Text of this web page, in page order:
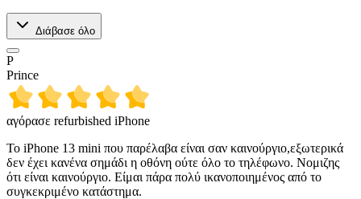
Διάβασε όλο
P
Prince
αγόρασε refurbished iPhone
Το iPhone 13 mini που παρέλαβα είναι σαν καινούργιο,εξωτερικά
δεν έχει κανένα σημάδι η οθόνη ούτε όλο το τηλέφωνο. Νομιζης
ότι είναι καινούργιο. Είμαι πάρα πολύ ικανοποιημένος από το
συγκεκριμένο κατάστημα.